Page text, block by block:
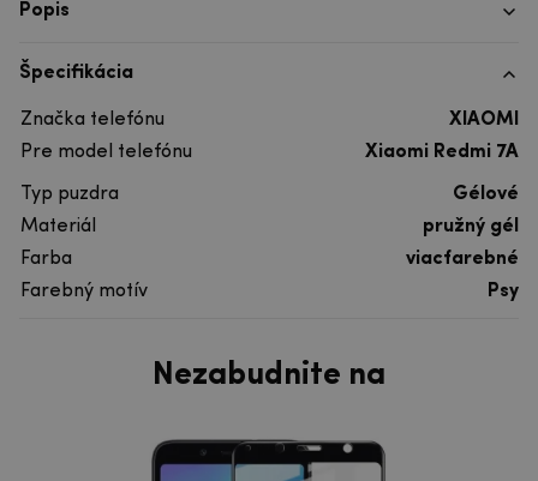
Popis
Špecifikácia
Značka telefónu
XIAOMI
Pre model telefónu
Xiaomi Redmi 7A
Typ puzdra
Gélové
Materiál
pružný gél
Farba
viacfarebné
Farebný motív
Psy
Nezabudnite na